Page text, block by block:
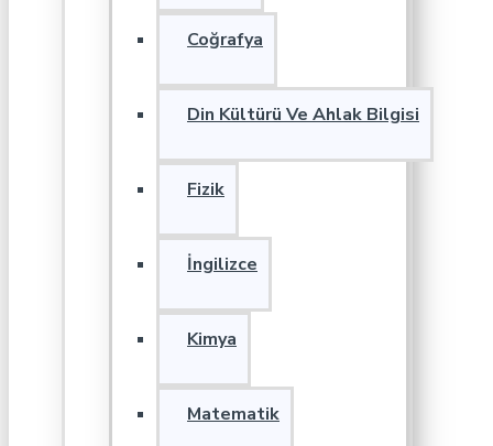
Coğrafya
Din Kültürü Ve Ahlak Bilgisi
Fizik
İngilizce
Kimya
Matematik